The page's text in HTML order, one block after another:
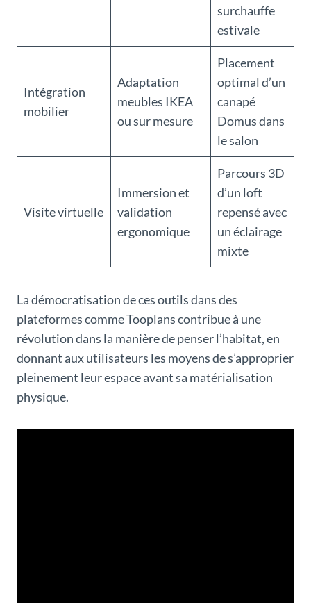
surchauffe
estivale
Intégration
mobilier
Adaptation
meubles IKEA
ou sur mesure
Placement
optimal d’un
canapé
Domus dans
le salon
Visite virtuelle
Immersion et
validation
ergonomique
Parcours 3D
d’un loft
repensé avec
un éclairage
mixte
La démocratisation de ces outils dans des
plateformes comme Tooplans contribue à une
révolution dans la manière de penser l’habitat, en
donnant aux utilisateurs les moyens de s’approprier
pleinement leur espace avant sa matérialisation
physique.